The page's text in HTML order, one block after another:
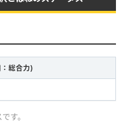
総合力)
す。